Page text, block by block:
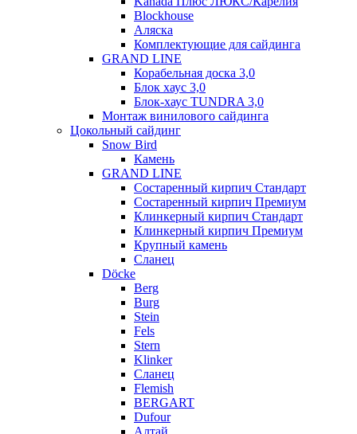
Blockhouse
Аляска
Комплектующие для сайдинга
GRAND LINE
Корабельная доска 3,0
Блок хаус 3,0
Блок-хаус TUNDRA 3,0
Монтаж винилового сайдинга
Цокольный сайдинг
Snow Bird
Камень
GRAND LINE
Состаренный кирпич Стандарт
Состаренный кирпич Премиум
Клинкерный кирпич Стандарт
Клинкерный кирпич Премиум
Крупный камень
Сланец
Döcke
Berg
Burg
Stein
Fels
Stern
Klinker
Сланец
Flemish
BERGART
Dufour
Алтай